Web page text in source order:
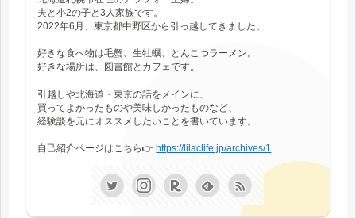
夫と小2の子と3人家族です。
2022年6月、東京都中野区から引っ越してきました。
好きな食べ物は毛蟹、生牡蠣、とんこつラーメン。
好きな場所は、図書館とカフェです。
引越しや北海道・東京の話をメインに、
買ってよかったものや美味しかったものなど、
経験談を元にオススメしたいことを書いています。
自己紹介ページはこちら👉 https://lilaclife.jp/archives/1